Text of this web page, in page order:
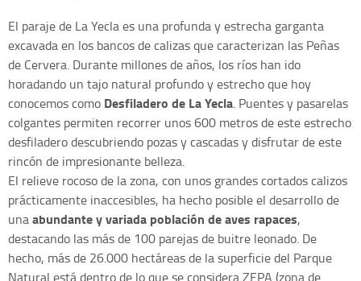
El paraje de La Yecla es una profunda y estrecha garganta
excavada en los bancos de calizas que caracterizan las Peñas
de Cervera. Durante millones de años, los ríos han ido
horadando un tajo natural profundo y estrecho que hoy
conocemos como Desfiladero de La Yecla. Puentes y pasarelas
colgantes permiten recorrer unos 600 metros de este estrecho
desfiladero descubriendo pozas y cascadas y disfrutar de este
rincón de impresionante belleza.
El relieve rocoso de la zona, con unos grandes cortados calizos
prácticamente inaccesibles, ha hecho posible el desarrollo de
unaabundante y variada población de aves rapaces,
destacando las más de 100 parejas de buitre leonado. De
hecho, más de 26.000 hectáreas de la superficie del Parque
Natural está dentro de lo que se considera ZEPA (zona de